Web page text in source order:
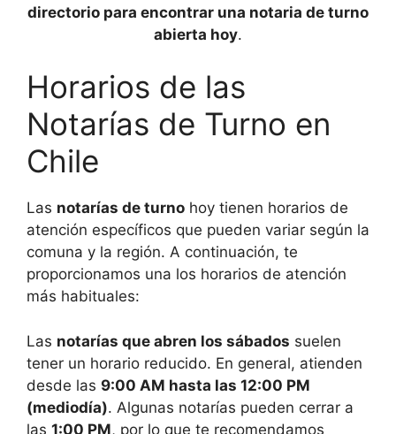
directorio para encontrar una notaria de turno
abierta hoy.
Horarios de las
Notarías de Turno en
Chile
Las notarías de turno hoy tienen horarios de
atención específicos que pueden variar según la
comuna y la región. A continuación, te
proporcionamos una los horarios de atención
más habituales:
Las notarías que abren los sábados suelen
tener un horario reducido. En general, atienden
desde las 9:00 AM hasta las 12:00 PM
(mediodía). Algunas notarías pueden cerrar a
las 1:00 PM, por lo que te recomendamos